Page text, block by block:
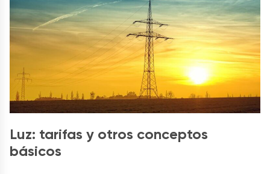
Luz: tarifas y otros conceptos
básicos